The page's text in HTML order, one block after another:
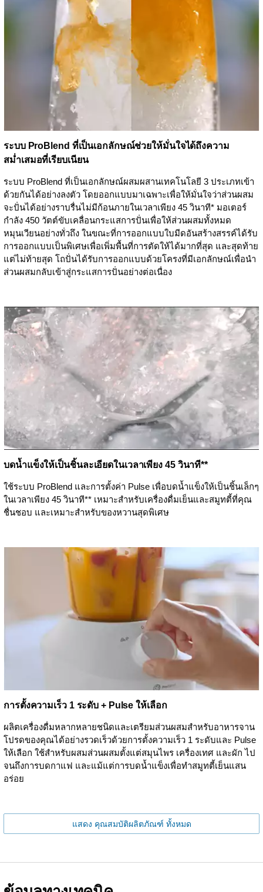
ระบบ ProBlend ที่เป็นเอกลักษณ์ช่วยให้มั่นใจได้ถึงความ
สม่ำเสมอที่เรียบเนียน
ระบบ ProBlend ที่เป็นเอกลักษณ์ผสมผสานเทคโนโลยี 3 ประเภทเข้า
ด้วยกันได้อย่างลงตัว โดยออกแบบมาเฉพาะเพื่อให้มั่นใจว่าส่วนผสม
จะปั่นได้อย่างราบรื่นไม่มีก้อนภายในเวลาเพียง 45 วินาที* มอเตอร์
กำลัง 450 วัตต์ขับเคลื่อนกระแสการปั่นเพื่อให้ส่วนผสมทั้งหมด
หมุนเวียนอย่างทั่วถึง ในขณะที่การออกแบบใบมีดอันสร้างสรรค์ได้รับ
การออกแบบเป็นพิเศษเพื่อเพิ่มพื้นที่การตัดให้ได้มากที่สุด และสุดท้าย
แต่ไม่ท้ายสุด โถปั่นได้รับการออกแบบด้วยโครงที่มีเอกลักษณ์เพื่อนำ
ส่วนผสมกลับเข้าสู่กระแสการปั่นอย่างต่อเนื่อง
บดน้ำแข็งให้เป็นชิ้นละเอียดในเวลาเพียง 45 วินาที**
ใช้ระบบ ProBlend และการตั้งค่า Pulse เพื่อบดน้ำแข็งให้เป็นชิ้นเล็กๆ
ในเวลาเพียง 45 วินาที** เหมาะสำหรับเครื่องดื่มเย็นและสมูทตี้ที่คุณ
ชื่นชอบ และเหมาะสำหรับของหวานสุดพิเศษ
การตั้งความเร็ว 1 ระดับ + Pulse ให้เลือก
ผลิตเครื่องดื่มหลากหลายชนิดและเตรียมส่วนผสมสำหรับอาหารจาน
โปรดของคุณได้อย่างรวดเร็วด้วยการตั้งความเร็ว 1 ระดับและ Pulse
ให้เลือก ใช้สำหรับผสมส่วนผสมตั้งแต่สมุนไพร เครื่องเทศ และผัก ไป
จนถึงการบดกาแฟ และแม้แต่การบดน้ำแข็งเพื่อทำสมูทตี้เย็นแสน
อร่อย
แสดง คุณสมบัติผลิตภัณฑ์ ทั้งหมด